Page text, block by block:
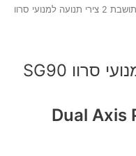
/ תושבת 2 צירי תנועה למנועי סרוו